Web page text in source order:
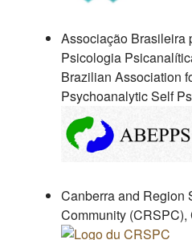
Associação Brasileira
Psicologia
Brazilian Association
Psychoanalytic Self
Canberra and Region
Community